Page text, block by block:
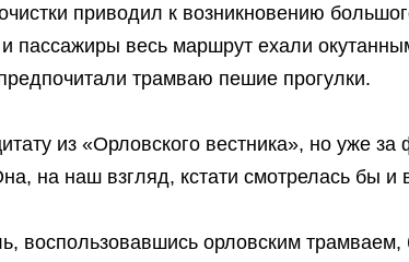
приводил к возникновению
и пассажиры весь маршрут ехали
трамваю пешие прогулки.
из «Орловского вестника», но уже
на наш взгляд, кстати смотрелась бы
воспользовавшись орловским